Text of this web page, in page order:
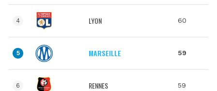
4 LYON 60
5 MARSEILLE 59
6 RENNES 59